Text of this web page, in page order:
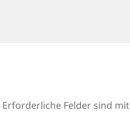
Erforderliche Felder sind mit